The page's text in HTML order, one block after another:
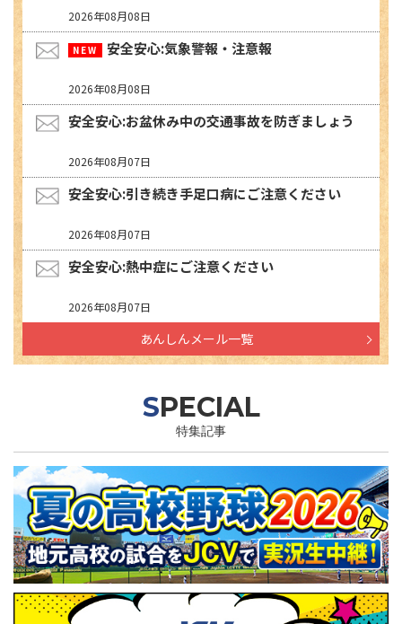
2026年08月08日
安全安心:気象警報・注意報
2026年08月08日
安全安心:お盆休み中の交通事故を防ぎましょう
2026年08月07日
安全安心:引き続き手足口病にご注意ください
2026年08月07日
安全安心:熱中症にご注意ください
2026年08月07日
あんしんメール一覧
SPECIAL
特集記事